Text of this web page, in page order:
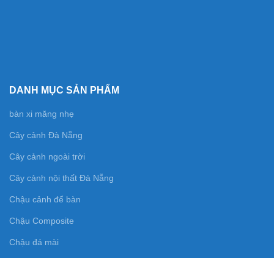
DANH MỤC SẢN PHẨM
bàn xi măng nhẹ
Cây cảnh Đà Nẵng
Cây cảnh ngoài trời
Cây cảnh nội thất Đà Nẵng
Chậu cảnh để bàn
Chậu Composite
Chậu đá mài